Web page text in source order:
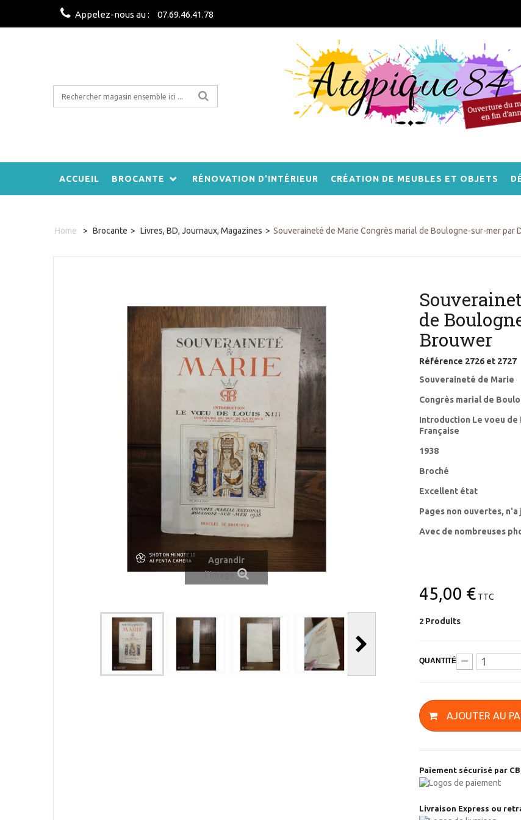
Appelez-nous au : 07.69.46.41.78
ACCUEIL BROCANTE RÉNOVATION D'INTÉRIEUR CRÉATION DE MEUBLES ET OBJETS
Home > Brocante > Livres, BD, Journaux, Magazines > Souveraineté de Marie Congrès marial de Boulogne-sur-mer par
Agrandir
l'image
de
Brouwer
Référence 2726 et 2727
Souveraineté de Marie
Congrès marial de
Introduction Le voeu de
Française
1938
Broché
Excellent état
Pages non ouvertes, n'a
Avec de nombreuses
45,00 € TTC
2 Produits
QUANTITÉ
AJOUTER AU
Paiement sécurisé par
Livraison Express ou